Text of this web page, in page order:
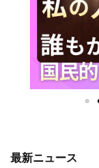
最新ニュース